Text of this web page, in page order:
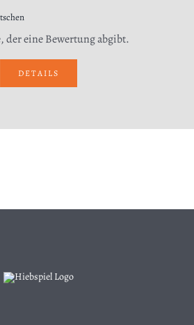
der eine Bewertung abgibt.
DETAILS